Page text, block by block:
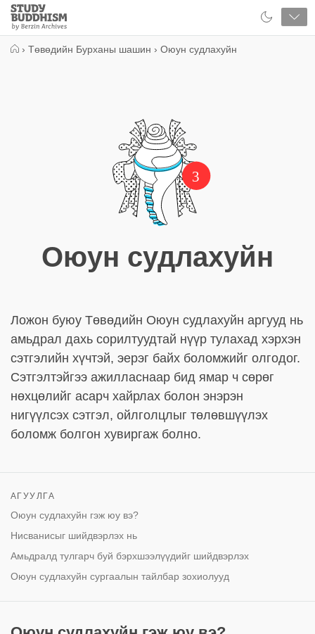
Close
Study
Buddhism
› Төвөдийн Бурханы шашин › Оюун судлахуйн
3
Оюун судлахуйн
Ложон буюу Төвөдийн Оюун судлахуйн аргууд нь
амьдрал дахь сорилтуудтай нүүр тулахад хэрхэн
сэтгэлийн хүчтэй, эерэг байх боломжийг олгодог.
Сэтгэлтэйгээ ажилласнаар бид ямар ч сөрөг
нөхцөлийг асарч хайрлах болон энэрэн
нигүүлсэх сэтгэл, ойлголцлыг төлөвшүүлэх
боломж болгон хувиргаж болно.
АГУУЛГА
Оюун судлахуйн гэж юу вэ?
Нисванисыг шийдвэрлэх нь
Амьдралд тулгарч буй бэрхшээлүүдийг шийдвэрлэх
Оюун судлахуйн сургаалын тайлбар зохиолууд